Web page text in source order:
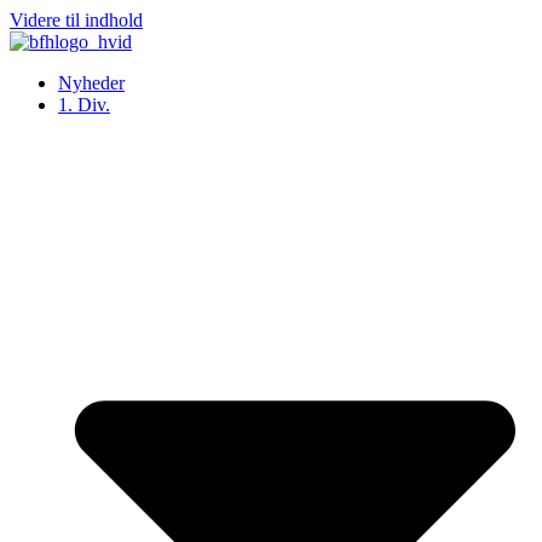
Videre til indhold
Nyheder
1. Div.